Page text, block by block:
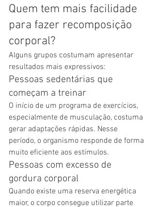
Quem tem mais facilidade
para fazer recomposição
corporal?
Alguns grupos costumam apresentar
resultados mais expressivos:
Pessoas sedentárias que
começam a treinar
O início de um programa de exercícios,
especialmente de musculação, costuma
gerar adaptações rápidas. Nesse
período, o organismo responde de forma
muito eficiente aos estímulos.
Pessoas com excesso de
gordura corporal
Quando existe uma reserva energética
maior, o corpo consegue utilizar parte